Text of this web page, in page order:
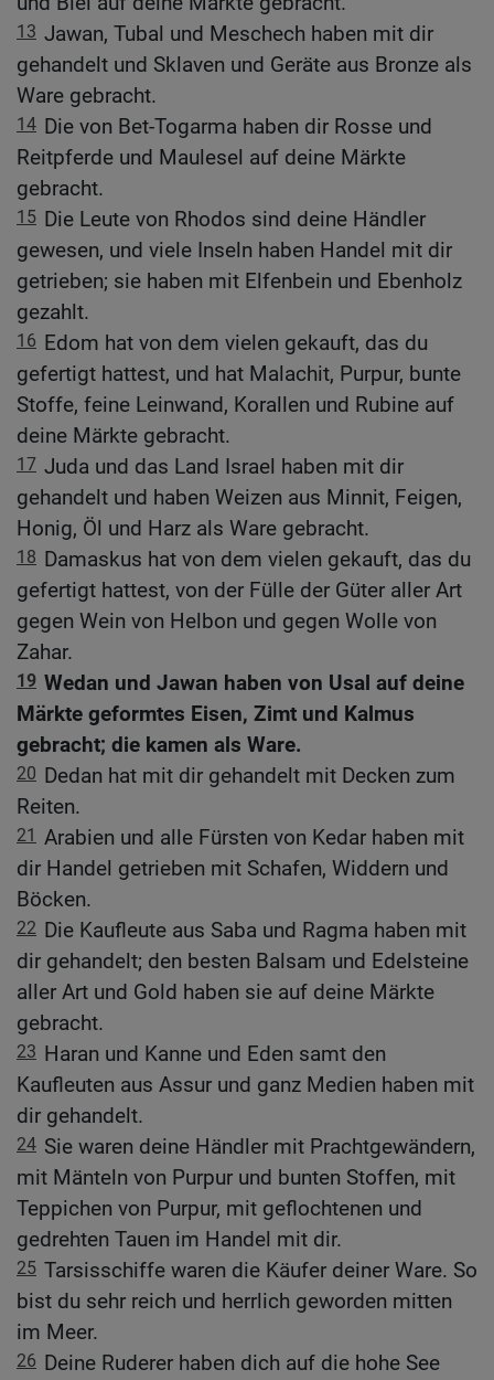
13 Jawan, Tubal und Meschech haben mit dir
gehandelt und Sklaven und Geräte aus Bronze als
Ware gebracht.
14 Die von Bet-Togarma haben dir Rosse und
Reitpferde und Maulesel auf deine Märkte
gebracht.
15 Die Leute von Rhodos sind deine Händler
gewesen, und viele Inseln haben Handel mit dir
getrieben; sie haben mit Elfenbein und Ebenholz
gezahlt.
16 Edom hat von dem vielen gekauft, das du
gefertigt hattest, und hat Malachit, Purpur, bunte
Stoffe, feine Leinwand, Korallen und Rubine auf
deine Märkte gebracht.
17 Juda und das Land Israel haben mit dir
gehandelt und haben Weizen aus Minnit, Feigen,
Honig, Öl und Harz als Ware gebracht.
18 Damaskus hat von dem vielen gekauft, das du
gefertigt hattest, von der Fülle der Güter aller Art
gegen Wein von Helbon und gegen Wolle von
Zahar.
19 Wedan und Jawan haben von Usal auf deine
Märkte geformtes Eisen, Zimt und Kalmus
gebracht; die kamen als Ware.
20 Dedan hat mit dir gehandelt mit Decken zum
Reiten.
21 Arabien und alle Fürsten von Kedar haben mit
dir Handel getrieben mit Schafen, Widdern und
Böcken.
22 Die Kaufleute aus Saba und Ragma haben mit
dir gehandelt; den besten Balsam und Edelsteine
aller Art und Gold haben sie auf deine Märkte
gebracht.
23 Haran und Kanne und Eden samt den
Kaufleuten aus Assur und ganz Medien haben mit
dir gehandelt.
24 Sie waren deine Händler mit Prachtgewändern,
mit Mänteln von Purpur und bunten Stoffen, mit
Teppichen von Purpur, mit geflochtenen und
gedrehten Tauen im Handel mit dir.
25 Tarsisschiffe waren die Käufer deiner Ware. So
bist du sehr reich und herrlich geworden mitten
im Meer.
26 Deine Ruderer haben dich auf die hohe See